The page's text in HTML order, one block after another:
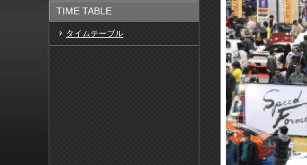
TIME TABLE
タイムテーブル